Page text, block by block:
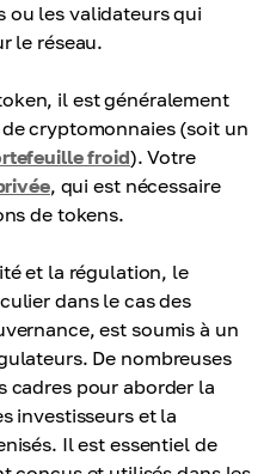
ou les validateurs qui
le réseau.
il est généralement
cryptomonnaies (soit un
froid). Votre
, qui est nécessaire
de tokens.
et la régulation, le
dans le cas des
est soumis à un
De nombreuses
cadres pour aborder la
investisseurs et la
Il est essentiel de